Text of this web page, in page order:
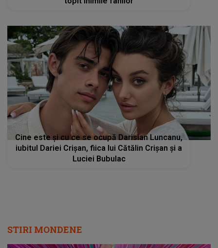
Cine este și cu ce se ocupă Darisian Luncanu,
iubitul Dariei Crișan, fiica lui Cătălin Crișan și a
Luciei Bubulac
STIRI MONDENE